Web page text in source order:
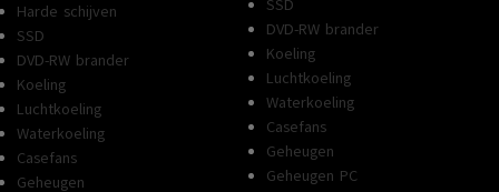
Harde schijven
SSD
DVD-RW brander
Koeling
Luchtkoeling
Waterkoeling
Casefans
Geheugen
SSD
DVD-RW brander
Koeling
Luchtkoeling
Waterkoeling
Casefans
Geheugen
Geheugen PC